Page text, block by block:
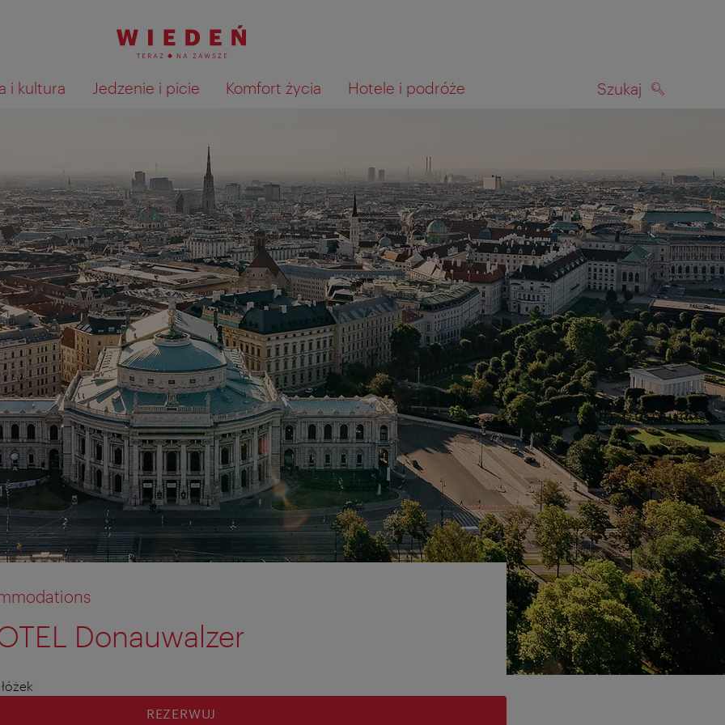
i kultura Jedzenie i picie Komfort życia Hotele i podróże Szukaj
Donauwalzer
anzeigen
ausblenden
REZERWUJ